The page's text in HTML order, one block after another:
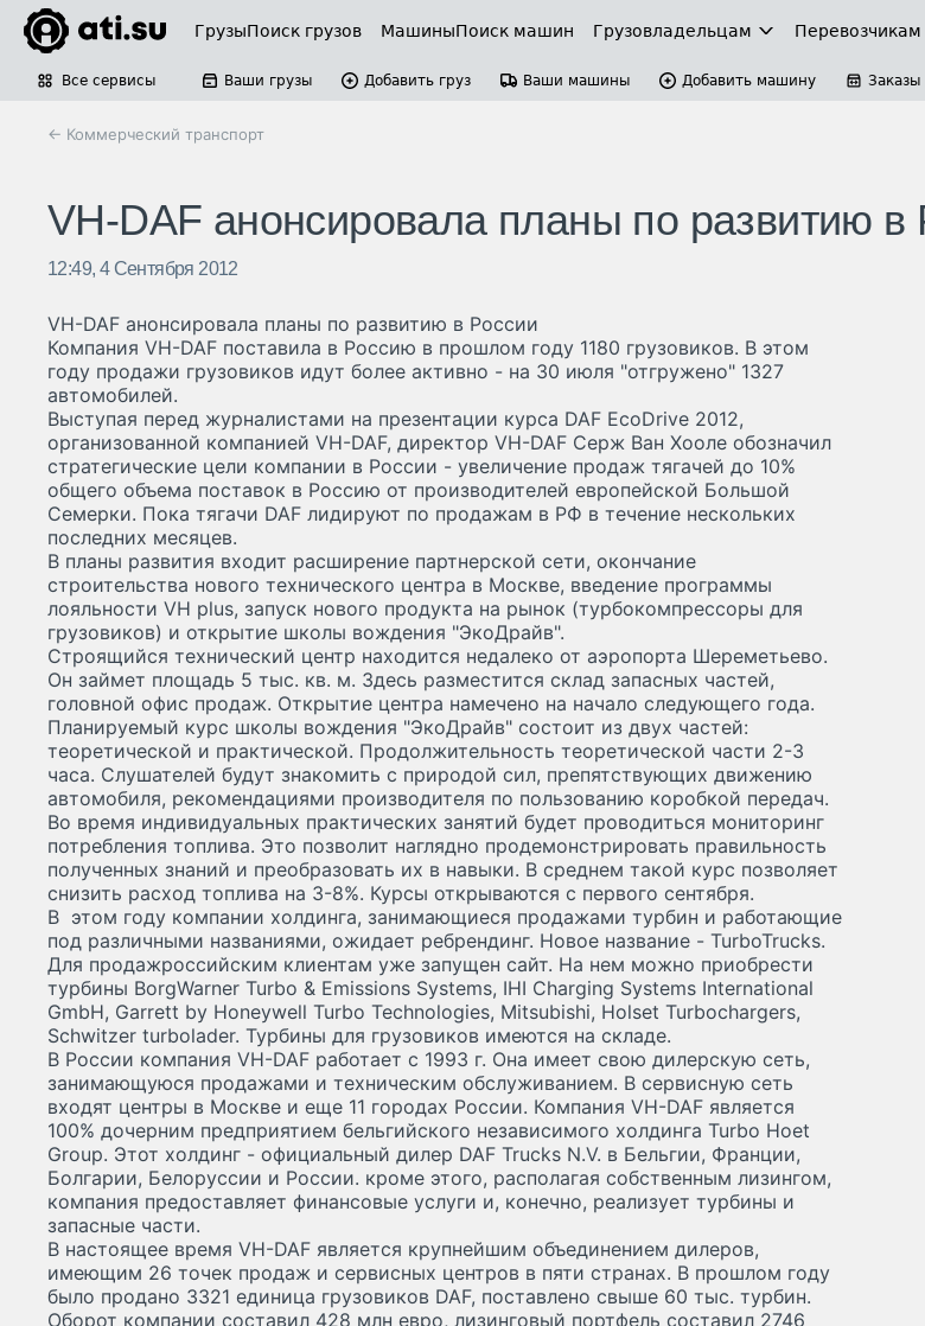
ГрузыПоиск грузов МашиныПоиск машин Грузовладельцам Перевозчикам
Все сервисы Ваши грузы Добавить груз Ваши машины Добавить машину Заказы
← Коммерческий транспорт
VH-DAF анонсировала планы по развитию в
12:49, 4 Сентября 2012
VH-DAF анонсировала планы по развитию в России
Компания VH-DAF поставила в Россию в прошлом году 1180 грузовиков. В этом
году продажи грузовиков идут более активно - на 30 июля "отгружено" 1327
автомобилей.
Выступая перед журналистами на презентации курса DAF EcoDrive 2012,
организованной компанией VH-DAF, директор VH-DAF Серж Ван Хооле обозначил
стратегические цели компании в России - увеличение продаж тягачей до 10%
общего объема поставок в Россию от производителей европейской Большой
Семерки. Пока тягачи DAF лидируют по продажам в РФ в течение нескольких
последних месяцев.
В планы развития входит расширение партнерской сети, окончание
строительства нового технического центра в Москве, введение программы
лояльности VH plus, запуск нового продукта на рынок (турбокомпрессоры для
грузовиков) и открытие школы вождения "ЭкоДрайв".
Строящийся технический центр находится недалеко от аэропорта Шереметьево.
Он займет площадь 5 тыс. кв. м. Здесь разместится склад запасных частей,
головной офис продаж. Открытие центра намечено на начало следующего года.
Планируемый курс школы вождения "ЭкоДрайв" состоит из двух частей:
теоретической и практической. Продолжительность теоретической части 2-3
часа. Слушателей будут знакомить с природой сил, препятствующих движению
автомобиля, рекомендациями производителя по пользованию коробкой передач.
Во время индивидуальных практических занятий будет проводиться мониторинг
потребления топлива. Это позволит наглядно продемонстрировать правильность
полученных знаний и преобразовать их в навыки. В среднем такой курс позволяет
снизить расход топлива на 3-8%. Курсы открываются с первого сентября.
В этом году компании холдинга, занимающиеся продажами турбин и работающие
под различными названиями, ожидает ребрендинг. Новое название - TurboTrucks.
Для продажроссийским клиентам уже запущен сайт. На нем можно приобрести
турбины BorgWarner Turbo & Emissions Systems, IHI Charging Systems International
GmbH, Garrett by Honeywell Turbo Technologies, Mitsubishi, Holset Turbochargers,
Schwitzer turbolader. Турбины для грузовиков имеются на складе.
В России компания VH-DAF работает с 1993 г. Она имеет свою дилерскую сеть,
занимающуюся продажами и техническим обслуживанием. В сервисную сеть
входят центры в Москве и еще 11 городах России. Компания VH-DAF является
100% дочерним предприятием бельгийского независимого холдинга Turbo Hoet
Group. Этот холдинг - официальный дилер DAF Trucks N.V. в Бельгии, Франции,
Болгарии, Белоруссии и России. кроме этого, располагая собственным лизингом,
компания предоставляет финансовые услуги и, конечно, реализует турбины и
запасные части.
В настоящее время VH-DAF является крупнейшим объединением дилеров,
имеющим 26 точек продаж и сервисных центров в пяти странах. В прошлом году
было продано 3321 единица грузовиков DAF, поставлено свыше 60 тыс. турбин.
Оборот компании составил 428 млн евро, лизинговый портфель составил 2746